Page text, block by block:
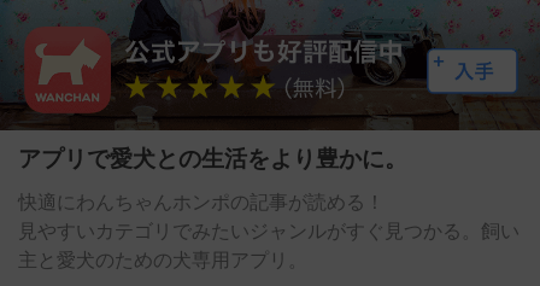
アプリで愛犬との生活をより豊かに。
快適にわんちゃんホンポの記事が読める！
見やすいカテゴリでみたいジャンルがすぐ見つかる。飼い
主と愛犬のための犬専用アプリ。